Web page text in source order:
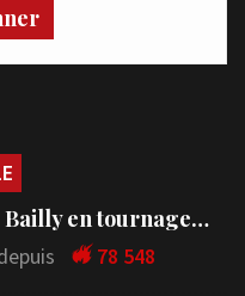
Bailly en tournage…
78 548